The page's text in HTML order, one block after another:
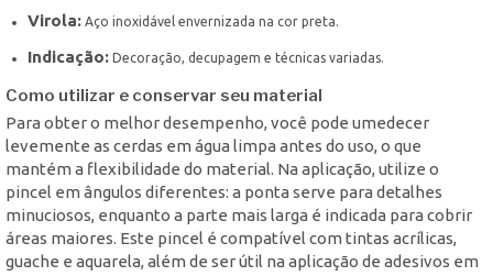
Virola: Aço inoxidável envernizada na cor preta.
Indicação: Decoração, decupagem e técnicas variadas.
Como utilizar e conservar seu material
Para obter o melhor desempenho, você pode umedecer
levemente as cerdas em água limpa antes do uso, o que
mantém a flexibilidade do material. Na aplicação, utilize o
pincel em ângulos diferentes: a ponta serve para detalhes
minuciosos, enquanto a parte mais larga é indicada para cobrir
áreas maiores. Este pincel é compatível com tintas acrílicas,
guache e aquarela, além de ser útil na aplicação de adesivos em